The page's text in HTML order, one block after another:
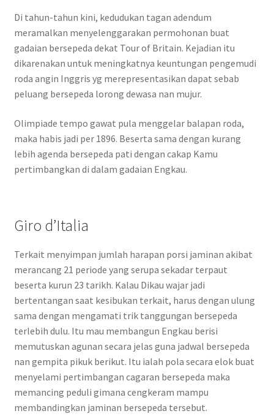
Di tahun-tahun kini, kedudukan tagan adendum
meramalkan menyelenggarakan permohonan buat
gadaian bersepeda dekat Tour of Britain. Kejadian itu
dikarenakan untuk meningkatnya keuntungan pengemudi
roda angin Inggris yg merepresentasikan dapat sebab
peluang bersepeda lorong dewasa nan mujur.
Olimpiade tempo gawat pula menggelar balapan roda,
maka habis jadi per 1896. Beserta sama dengan kurang
lebih agenda bersepeda pati dengan cakap Kamu
pertimbangkan di dalam gadaian Engkau.
Giro d’Italia
Terkait menyimpan jumlah harapan porsi jaminan akibat
merancang 21 periode yang serupa sekadar terpaut
beserta kurun 23 tarikh. Kalau Dikau wajar jadi
bertentangan saat kesibukan terkait, harus dengan ulung
sama dengan mengamati trik tanggungan bersepeda
terlebih dulu. Itu mau membangun Engkau berisi
memutuskan agunan secara jelas guna jadwal bersepeda
nan gempita pikuk berikut. Itu ialah pola secara elok buat
menyelami pertimbangan cagaran bersepeda maka
memancing peduli gimana cengkeram mampu
membandingkan jaminan bersepeda tersebut.